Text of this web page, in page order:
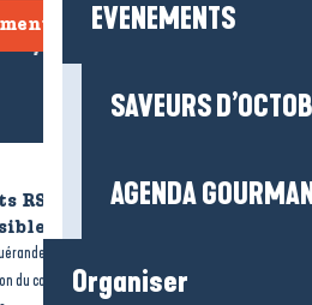
EVENEMENTS
SAVEURS
AGENDA
Organiser
venir ?
RSE
tourisme
du consentement-